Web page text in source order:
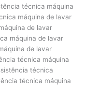
técnica máquina
máquina de lavar
de lavar
máquina de lavar
de lavar
técnica máquina
técnica
técnica máquina